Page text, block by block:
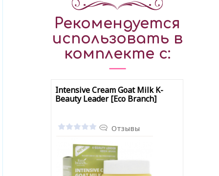
Рекомендуется
использовать в
комплекте с:
Intensive Cream Goat Milk K-
Beauty Leader [Eco Branch]
Отзывы